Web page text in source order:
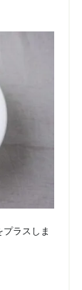
ラスしま